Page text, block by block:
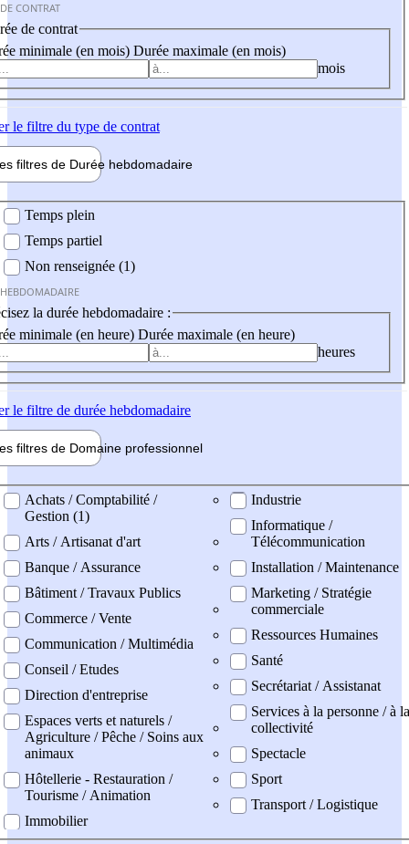
CONTRAT
de contrat
minimale (en mois) Durée maximale (en mois)
mois
le filtre du type de contrat
filtres de Durée hebdomadaire
Temps plein
Temps partiel
Non renseignée (1)
la durée hebdomadaire :
minimale (en heure) Durée maximale (en heure)
heures
le filtre de durée hebdomadaire
filtres de Domaine professionnel
professionel
Achats / Comptabilité /
Gestion (1)
Arts / Artisanat d'art
Banque / Assurance
Bâtiment / Travaux Publics
Commerce / Vente
Communication / Multimédia
Conseil / Etudes
Direction d'entreprise
Espaces verts et naturels /
Agriculture / Pêche / Soins aux
animaux
Hôtellerie - Restauration /
Tourisme / Animation
Immobilier
Industrie
Informatique /
Télécommunication
Installation / Maintenance
Marketing / Stratégie
commerciale
Ressources Humaines
Santé
Secrétariat / Assistanat
Services à la personne / à la
collectivité
Spectacle
Sport
Transport / Logistique